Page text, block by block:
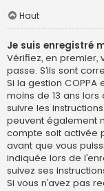
Haut
Je suis enregistré
Vérifiez, en premier,
passe. S’ils sont
Si la gestion
moins de 13 ans lors
suivre les
peuvent également
compte soit activée
avant que vous
indiquée lors de
suivez ses
Si vous n’avez pas